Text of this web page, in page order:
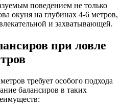
поведением не только
окуня на глубинах 4-6 метров,
и захватывающей.
при ловле
требует особого подхода
балансиров в таких